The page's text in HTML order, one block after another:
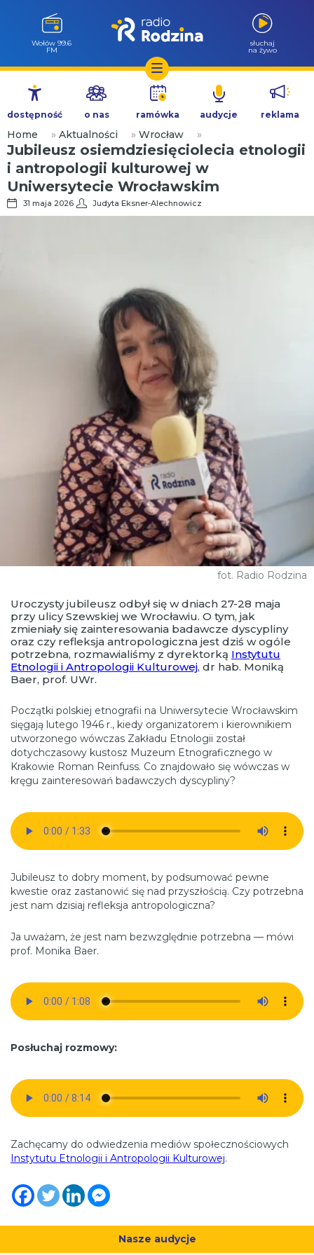
Przejdź
treści
Wołów 99.6
FM
słuchaj
na żywo
dostępność o nas ramówka audycje reklama
Home » Aktualności » Wrocław »
Jubileusz osiemdziesięciolecia etnologii
i antropologii kulturowej w
Uniwersytecie Wrocławskim
31 maja 2026 Judyta Eksner-Alechnowicz
fot. Radio Rodzina
Uroczysty jubileusz odbył się w dniach 27-28 maja
przy ulicy Szewskiej we Wrocławiu. O tym, jak
zmieniały się zainteresowania badawcze dyscypliny
oraz czy refleksja antropologiczna jest dziś w ogóle
potrzebna, rozmawialiśmy z dyrektorką Instytutu
Etnologii i Antropologii Kulturowej, dr hab. Moniką
Baer, prof. UWr.
Początki polskiej etnografii na Uniwersytecie Wrocławskim
sięgają lutego 1946 r., kiedy organizatorem i kierownikiem
utworzonego wówczas Zakładu Etnologii został
dotychczasowy kustosz Muzeum Etnograficznego w
Krakowie Roman Reinfuss. Co znajdowało się wówczas w
kręgu zainteresowań badawczych dyscypliny?
Jubileusz to dobry moment, by podsumować pewne
kwestie oraz zastanowić się nad przyszłością. Czy potrzebna
jest nam dzisiaj refleksja antropologiczna?
Ja uważam, że jest nam bezwzględnie potrzebna — mówi
prof. Monika Baer.
Posłuchaj rozmowy:
Zachęcamy do odwiedzenia mediów społecznościowych
Instytutu Etnologii i Antropologii Kulturowej.
Nasze audycje